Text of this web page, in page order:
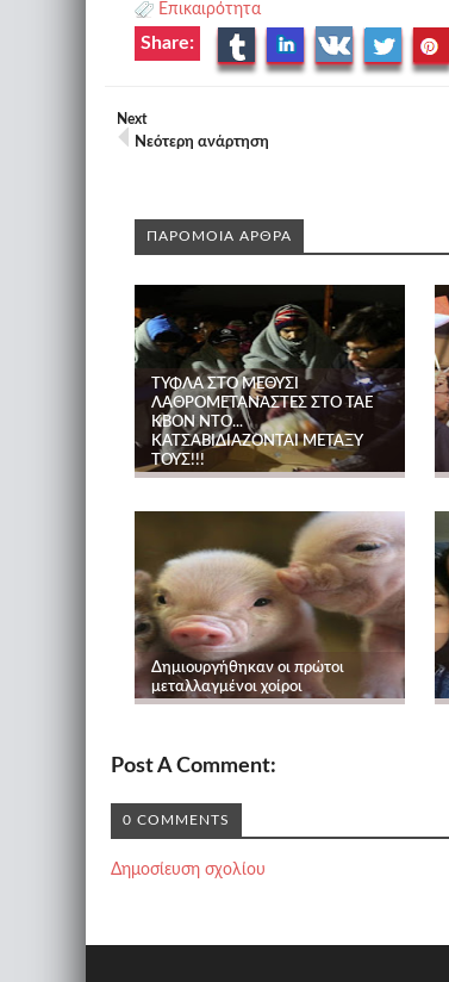
Επικαιρότητα
Share:
Next
Νεότερη ανάρτηση
ΠΑΡΟΜΟΙΑ ΑΡΘΡΑ
ΤΥΦΛΑ ΣΤΟ ΜΕΘΥΣΙ
ΛΑΘΡΟΜΕΤΑΝΑΣΤΕΣ ΣΤΟ ΤΑΕ
ΚΒΟΝ ΝΤΟ...
ΚΑΤΣΑΒΙΔΙΑΖΟΝΤΑΙ ΜΕΤΑΞΥ
ΤΟΥΣ!!!
Δημιουργήθηκαν οι πρώτοι
μεταλλαγμένοι χοίροι
Post A Comment:
0 COMMENTS
Δημοσίευση σχολίου